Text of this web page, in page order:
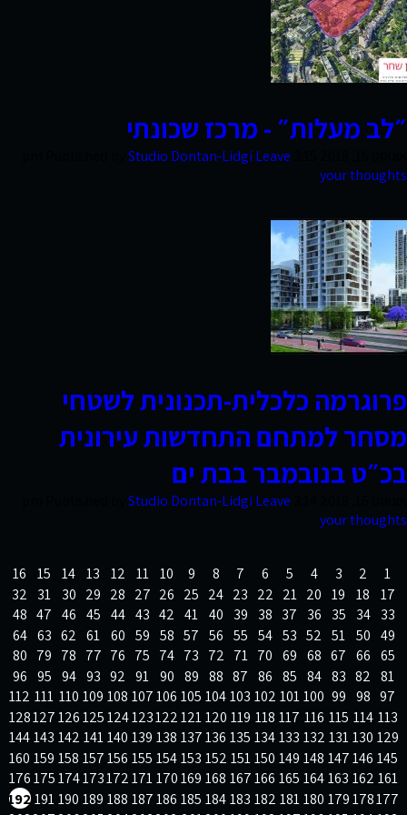
חוות
דעת
פרסומים
סקרי
שוק
אודות
החברה
צרו
קשר
״לב מעלות״ - מרכז שכונתי
Studio Dontan-Lidgi Leave
your thoughts
פרוגרמה כלכלית-תכנונית לשטחי
מסחר למתחם התחדשות עירונית
בכ״ט בנובמבר בבת ים
Studio Dontan-Lidgi Leave
your thoughts
1
2
3
4
5
6
7
8
9
10
11
12
13
14
15
16
17
18
19
20
21
22
23
24
25
26
27
28
29
30
31
32
33
34
35
36
37
38
39
40
41
42
43
44
45
46
47
48
49
50
51
52
53
54
55
56
57
58
59
60
61
62
63
64
65
66
67
68
69
70
71
72
73
74
75
76
77
78
79
80
81
82
83
84
85
86
87
88
89
90
91
92
93
94
95
96
97
98
99
100
101
102
103
104
105
106
107
108
109
110
111
112
113
114
115
116
117
118
119
120
121
122
123
124
125
126
127
128
129
130
131
132
133
134
135
136
137
138
139
140
141
142
143
144
145
146
147
148
149
150
151
152
153
154
155
156
157
158
159
160
161
162
163
164
165
166
167
168
169
170
171
172
173
174
175
176
177
178
179
180
181
182
183
184
185
186
187
188
189
190
191
192